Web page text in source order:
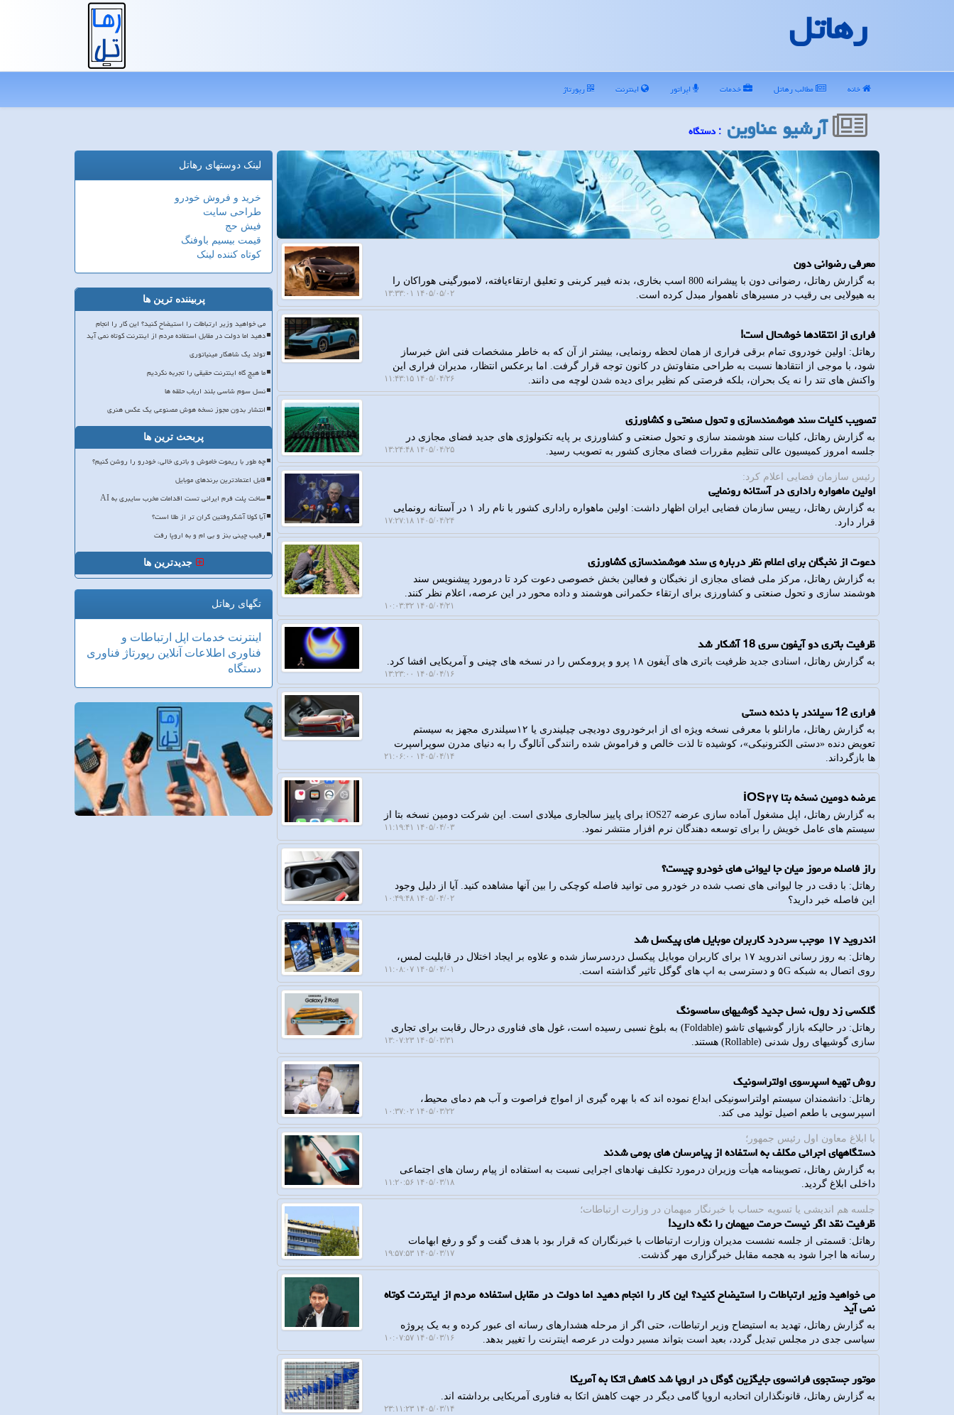
رهاتل
خانه مطالب رهاتل خدمات اپراتور اینترنت رپورتاژ
آرشیو عناوین : دستگاه
معرفی رضوانی دون
به گزارش رهاتل، رضوانی دون با پیشرانه 800 اسب بخاری، بدنه فیبر کربنی و تعلیق ارتقاءیافته، لامبورگینی هوراکان را
به هیولایی بی رقیب در مسیرهای ناهموار مبدل کرده است.
۱۴۰۵/۰۵/۰۲ ۱۳:۳۳:۰۱
فراری از انتقادها خوشحال است!
رهاتل: اولین خودروی تمام برقی فراری از همان لحظه رونمایی، بیشتر از آن که به خاطر مشخصات فنی اش خبرساز
شود، با موجی از انتقادها نسبت به طراحی متفاوتش در کانون توجه قرار گرفت. اما برعکس انتظار، مدیران فراری این
واکنش های تند را نه یک بحران، بلکه فرصتی کم نظیر برای دیده شدن لوچه می دانند.
۱۴۰۵/۰۴/۲۶ ۱۱:۴۳:۱۵
تصویب کلیات سند هوشمندسازی و تحول صنعتی و کشاورزی
به گزارش رهاتل، کلیات سند هوشمند سازی و تحول صنعتی و کشاورزی بر پایه تکنولوژی های جدید فضای مجازی در
جلسه امروز کمیسیون عالی تنظیم مقررات فضای مجازی کشور به تصویب رسید.
۱۴۰۵/۰۴/۲۵ ۱۳:۲۴:۴۸
رئیس سازمان فضایی اعلام كرد:
اولین ماهواره راداری در آستانه رونمایی
به گزارش رهاتل، رییس سازمان فضایی ایران اظهار داشت: اولین ماهواره راداری کشور با نام راد ۱ در آستانه رونمایی
قرار دارد.
۱۴۰۵/۰۴/۲۴ ۱۷:۲۷:۱۸
دعوت از نخبگان برای اعلام نظر درباره ی سند هوشمندسازی کشاورزی
به گزارش رهاتل، مرکز ملی فضای مجازی از نخبگان و فعالین بخش خصوصی دعوت کرد تا درمورد پیشنویس سند
هوشمند سازی و تحول صنعتی و کشاورزی برای ارتقاء حکمرانی هوشمند و داده محور در این عرصه، اعلام نظر کنند.
۱۴۰۵/۰۴/۲۱ ۱۰:۰۳:۳۲
ظرفیت باتری دو آیفون سری 18 آشکار شد
به گزارش رهاتل، اسنادی جدید ظرفیت باتری های آیفون ۱۸ پرو و پرومکس را در نسخه های چینی و آمریکایی افشا کرد.
۱۴۰۵/۰۴/۱۶ ۱۳:۲۳:۰۰
فراری 12 سیلندر با دنده دستی
به گزارش رهاتل، مارانلو با معرفی نسخه ویژه ای از ابرخودروی دودیچی چیلیندری یا ۱۲سیلندری مجهز به سیستم
تعویض دنده «دستی الکترونیکی»، کوشیده تا لذت خالص و فراموش شده رانندگی آنالوگ را به دنیای مدرن سوپراسپرت
ها بازگرداند.
۱۴۰۵/۰۴/۱۴ ۲۱:۰۶:۰۰
عرضه دومین نسخه بتا iOS۲۷
به گزارش رهاتل، اپل مشغول آماده سازی عرضه iOS27 برای پاییز سالجاری میلادی است. این شرکت دومین نسخه بتا از
سیستم های عامل خویش را برای توسعه دهندگان نرم افزار منتشر نمود.
۱۴۰۵/۰۴/۰۳ ۱۱:۱۹:۴۱
راز فاصله مرموز میان جا لیوانی های خودرو چیست؟
رهاتل: با دقت در جا لیوانی های نصب شده در خودرو می توانید فاصله کوچکی را بین آنها مشاهده کنید. آیا از دلیل وجود
این فاصله خبر دارید؟
۱۴۰۵/۰۴/۰۲ ۱۰:۴۹:۴۸
اندروید ۱۷ موجب سردرد کاربران موبایل های پیکسل شد
رهاتل: به روز رسانی اندروید ۱۷ برای کاربران موبایل پیکسل دردسرساز شده و علاوه بر ایجاد اختلال در قابلیت لمس،
روی اتصال به شبکه ۵G و دسترسی به اپ های گوگل تاثیر گذاشته است.
۱۴۰۵/۰۴/۰۱ ۱۱:۰۸:۰۷
گلکسی زد رول، نسل جدید گوشیهای سامسونگ
رهاتل: در حالیکه بازار گوشیهای تاشو (Foldable) به بلوغ نسبی رسیده است، غول های فناوری درحال رقابت برای تجاری
سازی گوشیهای رول شدنی (Rollable) هستند.
۱۴۰۵/۰۳/۳۱ ۱۳:۰۷:۲۳
روش تهیه اسپرسوی اولتراسونیک
رهاتل: دانشمندان سیستم اولتراسونیکی ابداع نموده اند که با بهره گیری از امواج فراصوت و آب هم دمای محیط،
اسپرسویی با طعم اصیل تولید می کند.
۱۴۰۵/۰۳/۲۲ ۱۰:۳۷:۰۲
با ابلاغ معاون اول رئیس جمهور؛
دستگاههای اجرائی مکلف به استفاده از پیامرسان های بومی شدند
به گزارش رهاتل، تصویبنامه هیأت وزیران درمورد تکلیف نهادهای اجرایی نسبت به استفاده از پیام رسان های اجتماعی
داخلی ابلاغ گردید.
۱۴۰۵/۰۳/۱۸ ۱۱:۲۰:۵۶
جلسه هم اندیشی یا تسویه حساب با خبرنگار میهمان در وزارت ارتباطات؛
ظرفیت نقد اگر نیست حرمت میهمان را نگه دارید!
رهاتل: قسمتی از جلسه نشست مدیران وزارت ارتباطات با خبرنگاران که قرار بود با هدف گفت و گو و رفع ابهامات
رسانه ها اجرا شود به هجمه مقابل خبرگزاری مهر گذشت.
۱۴۰۵/۰۳/۱۷ ۱۹:۵۷:۵۳
می خواهید وزیر ارتباطات را استیضاح کنید؟ این کار را انجام دهید اما دولت در مقابل استفاده مردم از اینترنت کوتاه
نمی آید
به گزارش رهاتل، تهدید به استیضاح وزیر ارتباطات، حتی اگر از مرحله هشدارهای رسانه ای عبور کرده و به یک پروژه
سیاسی جدی در مجلس تبدیل گردد، بعید است بتواند مسیر دولت در عرصه اینترنت را تغییر بدهد.
۱۴۰۵/۰۳/۱۶ ۱۰:۰۷:۵۷
موتور جستجوی فرانسوی جایگزین گوگل در اروپا شد کاهش اتکا به آمریکا
به گزارش رهاتل، قانونگذاران اتحادیه اروپا گامی دیگر در جهت کاهش اتکا به فناوری آمریکایی برداشته اند.
۱۴۰۵/۰۳/۱۴ ۲۳:۱۱:۲۳
لینک دوستهای رهاتل
خرید و فروش خودرو
طراحی سایت
فیش حج
قیمت بیسیم باوفنگ
کوتاه کننده لینک
پربیننده ترین ها
می خواهید وزیر ارتباطات را استیضاح کنید؟ این کار را انجام
دهید اما دولت در مقابل استفاده مردم از اینترنت کوتاه نمی آید
تولد یک شاهکار مینیاتوری
ما هیچ گاه اینترنت حقیقی را تجربه نکردیم
نسل سوم شاسی بلند ارباب حلقه ها
انتشار بدون مجوز نسخه هوش مصنوعی یک عکس هنری
پربحث ترین ها
چه طور با ریموت خاموش و باتری خالی، خودرو را روشن کنیم؟
قابل اعتمادترین برندهای موبایل
ساخت پلت فرم ایرانی تست اقدامات مخرب سایبری به AI
آیا کولا آشکروفتین گران تر از طلا است؟
رقیب چینی بنز و بی ام و به اروپا رفت
جدیدترین ها
تگهای رهاتل
اینترنت خدمات اپل ارتباطات و
فناوری اطلاعات آنلاین رپورتاژ فناوری
دستگاه